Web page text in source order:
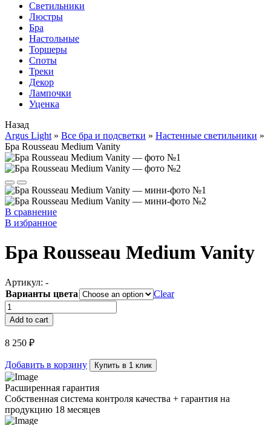
Cветильники
Люстры
Бра
Настольные
Торшеры
Споты
Треки
Декор
Лампочки
Уценка
Назад
Argus Light » Все бра и подсветки » Настенные светильники »
Бра Rousseau Medium Vanity
В сравнение
В избранное
Бра Rousseau Medium Vanity
Артикул: -
Варианты цвета
Clear
Бра
Rousseau
Medium
Vanity
quantity
Add to cart
8 250 ₽
Добавить в корзину Купить в 1 клик
Расширенная гарантия
Собственная система контроля качества + гарантия на
продукцию 18 месяцев